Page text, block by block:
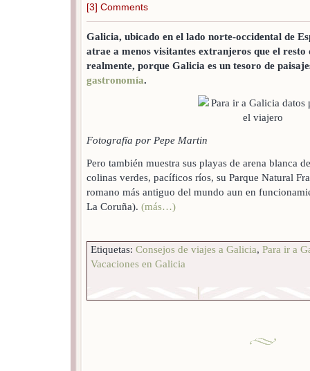
[3] Comments
Galicia, ubicado en el lado norte-occidental de
atrae a menos visitantes extranjeros que el resto
realmente, porque Galicia es un tesoro de
gastronomía.
Fotografía por Pepe Martin
Pero también muestra sus playas de arena blanca
colinas verdes, pacíficos ríos, su Parque Natural
romano más antiguo del mundo aun en
La Coruña). (más…)
Etiquetas: Consejos de viajes a Galicia, Para ir a
Vacaciones en Galicia